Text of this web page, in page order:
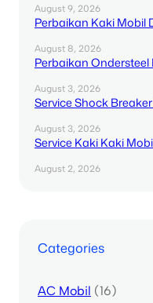
August 9, 2026
Perbaikan Kaki Mobil
August 8, 2026
Perbaikan
August 3, 2026
Service Shock
August 3, 2026
Service Kaki Kaki
August 2, 2026
Categories
AC Mobil (16)